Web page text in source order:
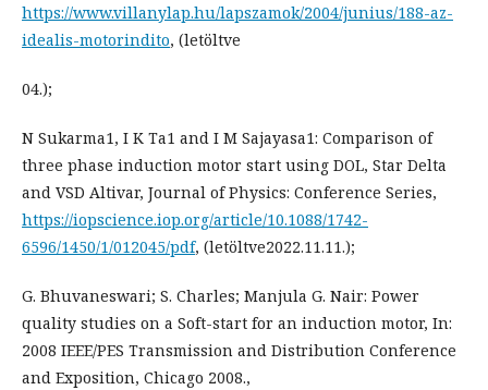
https://www.villanylap.hu/lapszamok/2004/junius/188-az-
idealis-motorindito, (letöltve
04.);
N Sukarma1, I K Ta1 and I M Sajayasa1: Comparison of
three phase induction motor start using DOL, Star Delta
and VSD Altivar, Journal of Physics: Conference Series,
https://iopscience.iop.org/article/10.1088/1742-
6596/1450/1/012045/pdf, (letöltve2022.11.11.);
G. Bhuvaneswari; S. Charles; Manjula G. Nair: Power
quality studies on a Soft-start for an induction motor, In:
2008 IEEE/PES Transmission and Distribution Conference
and Exposition, Chicago 2008.,